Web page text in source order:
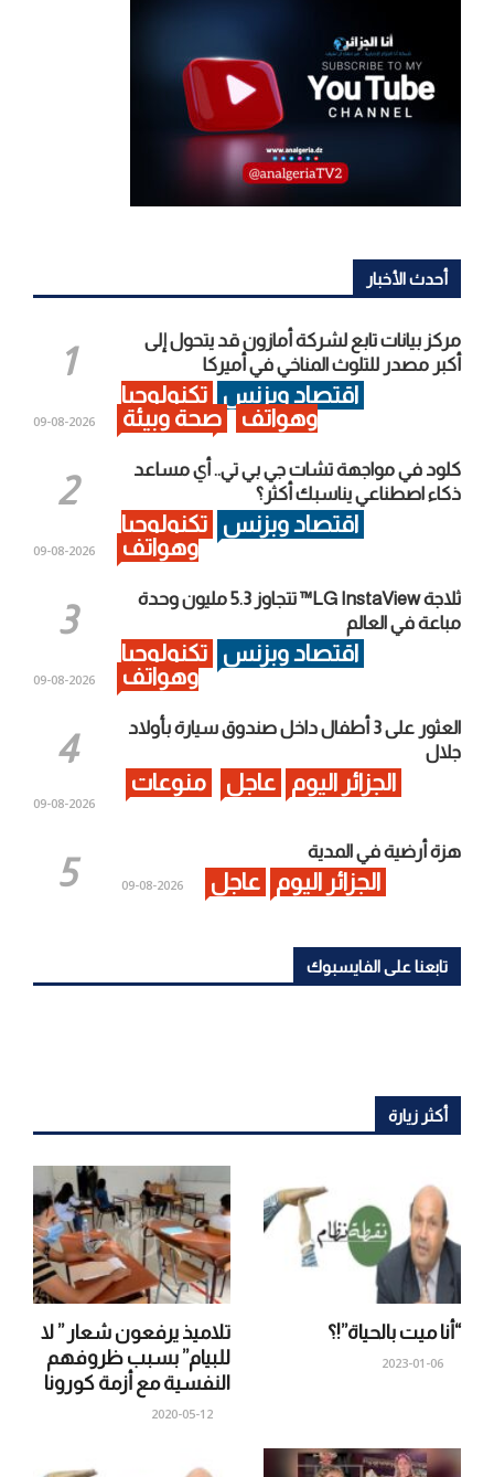
أحدث الأخبار
مركز بيانات تابع لشركة أمازون قد يتحول إلى
أكبر مصدر للتلوث المناخي في أميركا
اقتصاد وبزنس
تكنولوجيا
وهواتف
صحة وبيئة 2026-08-09
كلود في مواجهة تشات جي بي تي.. أي مساعد
ذكاء اصطناعي يناسبك أكثر؟
اقتصاد وبزنس
تكنولوجيا
وهواتف
2026-08-09
ثلاجة LG InstaView™ تتجاوز 5.3 مليون وحدة
مباعة في العالم
اقتصاد وبزنس
تكنولوجيا
وهواتف
2026-08-09
العثور على 3 أطفال داخل صندوق سيارة بأولاد
جلال
الجزائر اليوم عاجل منوعات
2026-08-09
هزة أرضية في المدية
الجزائر اليوم عاجل 2026-08-09
تابعنا على الفايسبوك
أكثر زيارة
تلاميذ يرفعون شعار ” لا
للبيام” بسبب ظروفهم
النفسية مع أزمة كورونا
2020-05-12
“أنا ميت بالحياة”!؟
2023-01-06